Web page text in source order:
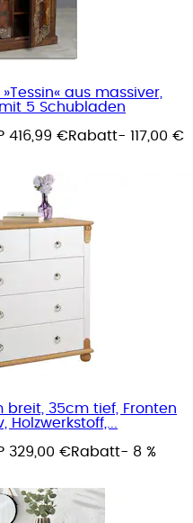
aus massiver,
5 Schubladen
416,99 €Rabatt- 117,00 €
breit, 35cm tief, Fronten
Holzwerkstoff,...
329,00 €Rabatt- 8 %